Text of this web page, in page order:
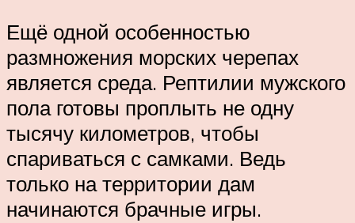
Ещё одной особенностью
размножения морских черепах
является среда. Рептилии мужского
пола готовы проплыть не одну
тысячу километров, чтобы
спариваться с самками. Ведь
только на территории дам
начинаются брачные игры.